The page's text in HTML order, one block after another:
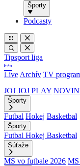
Športy
Podcasty
Tipsport liga
Live Archív TV
JOJ JOJ PLAY
Športy
Futbal Hokej Basketbal
Športy
Futbal Hokej Basketbal
Súťaže
MS vo futbale 2026